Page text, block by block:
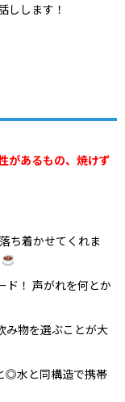
しします！
があるもの、焼けず
ち着かせてくれま
ド！ 声がれを何とか
み物を選ぶことが大
◎水と同構造で携帯